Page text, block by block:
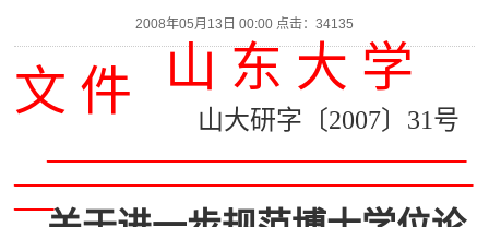
2008年05月13日 00:00 点击： 34135
山 东 大 学
文 件
山大研字〔2007〕31号